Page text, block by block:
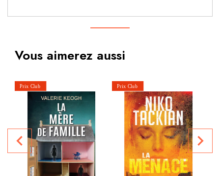
Vous aimerez aussi
navigate_before navigate_next